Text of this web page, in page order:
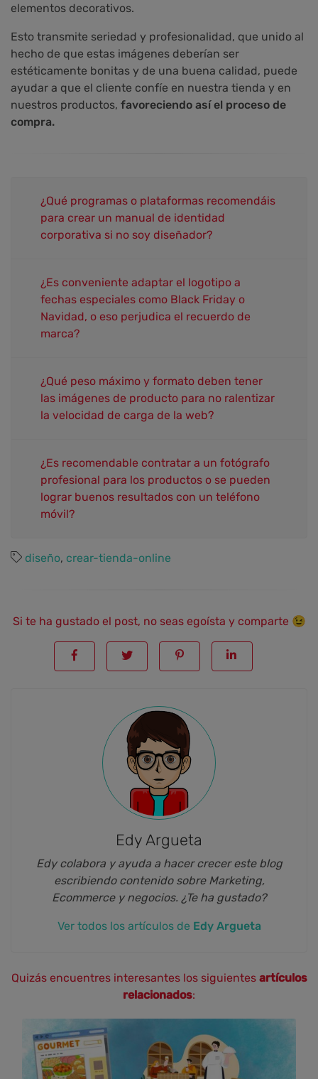
elementos decorativos.
Esto transmite seriedad y profesionalidad, que unido al
hecho de que estas imágenes deberían ser
estéticamente bonitas y de una buena calidad, puede
ayudar a que el cliente confíe en nuestra tienda y en
nuestros productos, favoreciendo así el proceso de
compra.
¿Qué programas o plataformas recomendáis
para crear un manual de identidad
corporativa si no soy diseñador?
¿Es conveniente adaptar el logotipo a
fechas especiales como Black Friday o
Navidad, o eso perjudica el recuerdo de
marca?
¿Qué peso máximo y formato deben tener
las imágenes de producto para no ralentizar
la velocidad de carga de la web?
¿Es recomendable contratar a un fotógrafo
profesional para los productos o se pueden
lograr buenos resultados con un teléfono
móvil?
diseño, crear-tienda-online
Si te ha gustado el post, no seas egoísta y comparte 😉
Edy Argueta
Edy colabora y ayuda a hacer crecer este blog
escribiendo contenido sobre Marketing,
Ecommerce y negocios. ¿Te ha gustado?
Ver todos los artículos de Edy Argueta
Quizás encuentres interesantes los siguientes artículos
relacionados: